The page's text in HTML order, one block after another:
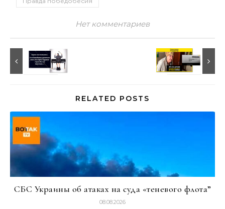
Нет комментариев
RELATED POSTS
СБС Украины об атаках на суда «теневого флота”
08.08.2026